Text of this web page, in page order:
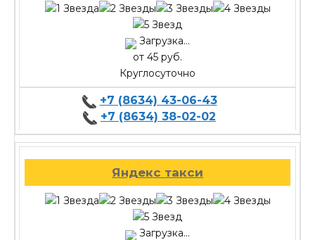
Загрузка...
от 45 руб.
Круглосуточно
+7 (8634) 43-06-43
+7 (8634) 38-02-02
Яндекс такси
Загрузка...